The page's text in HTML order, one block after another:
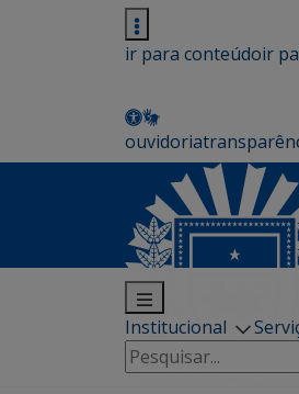
ir para conteúdoir
ouvidoria
Institucional
Pesquisar
por: